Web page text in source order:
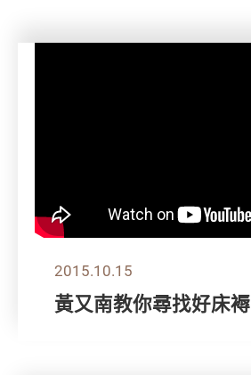
2015.10.15
黃又南教你尋找好床褥